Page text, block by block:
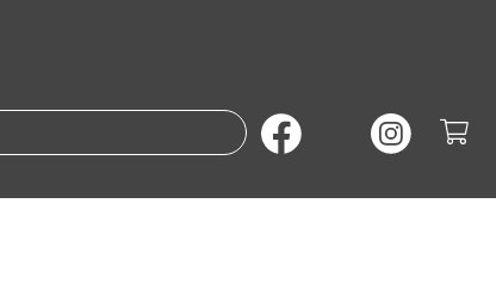
Suche nach Büchern oder